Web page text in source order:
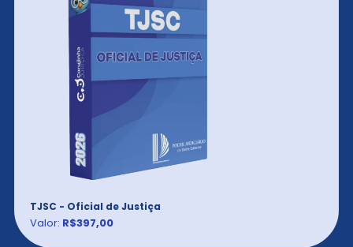
TJSC - Oficial de Justiça
Valor: R$397,00